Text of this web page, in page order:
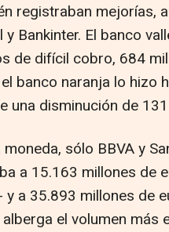
registraban mejorías,
y Bankinter. El banco
de difícil cobro, 684
banco naranja lo hizo
una disminución de
sólo BBVA y
a 15.163 millones de
a 35.893 millones de
el volumen más